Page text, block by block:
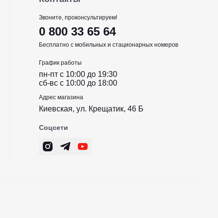
Звоните, проконсультируем!
0 800 33 65 64
Бесплатно с мобильных и стационарных номеров
График работы
пн-пт c 10:00 до 19:30
сб-вс c 10:00 до 18:00
Адрес магазина
Киевская, ул. Крещатик, 46 Б
Соцсети